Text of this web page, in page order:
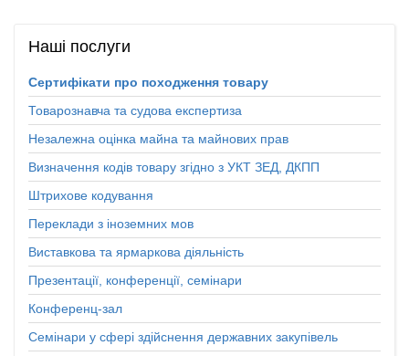
Наші послуги
Сертифікати про походження товару
Товарознавча та судова експертиза
Незалежна оцінка майна та майнових прав
Визначення кодів товару згідно з УКТ ЗЕД, ДКПП
Штрихове кодування
Переклади з іноземних мов
Виставкова та ярмаркова діяльність
Презентації, конференції, семінари
Конференц-зал
Семінари у сфері здійснення державних закупівель